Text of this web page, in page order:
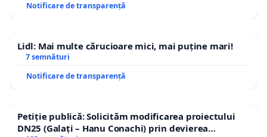
Notificare de transparență
Lidl: Mai multe cărucioare mici, mai puține mari!
7 semnături
Notificare de transparență
Petiție publică: Solicităm modificarea proiectului
DN25 (Galați – Hanu Conachi) prin devierea